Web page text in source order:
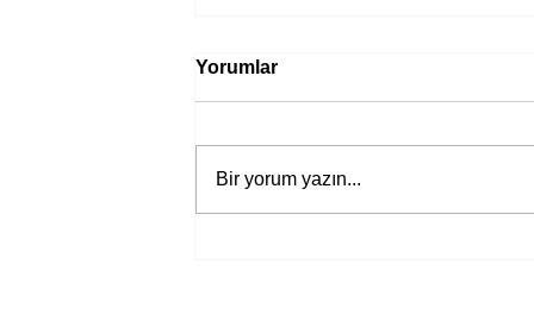
Yorumlar
Bir yorum yazın...